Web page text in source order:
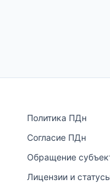
Политика ПДн
Согласие ПДн
Обращение
Лицензии и